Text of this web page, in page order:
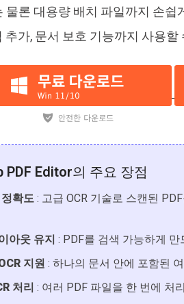
물론 대용량 배치 파일까지 손
추가, 문서 보호 기능까지 사용할
PDF Editor의 주요 장점
확도 : 고급 OCR 기술로 스캔된
아웃 유지 : PDF를 검색 가능하게
지원 : 하나의 문서 안에 포함된
처리 : 여러 PDF 파일을 한 번에 처